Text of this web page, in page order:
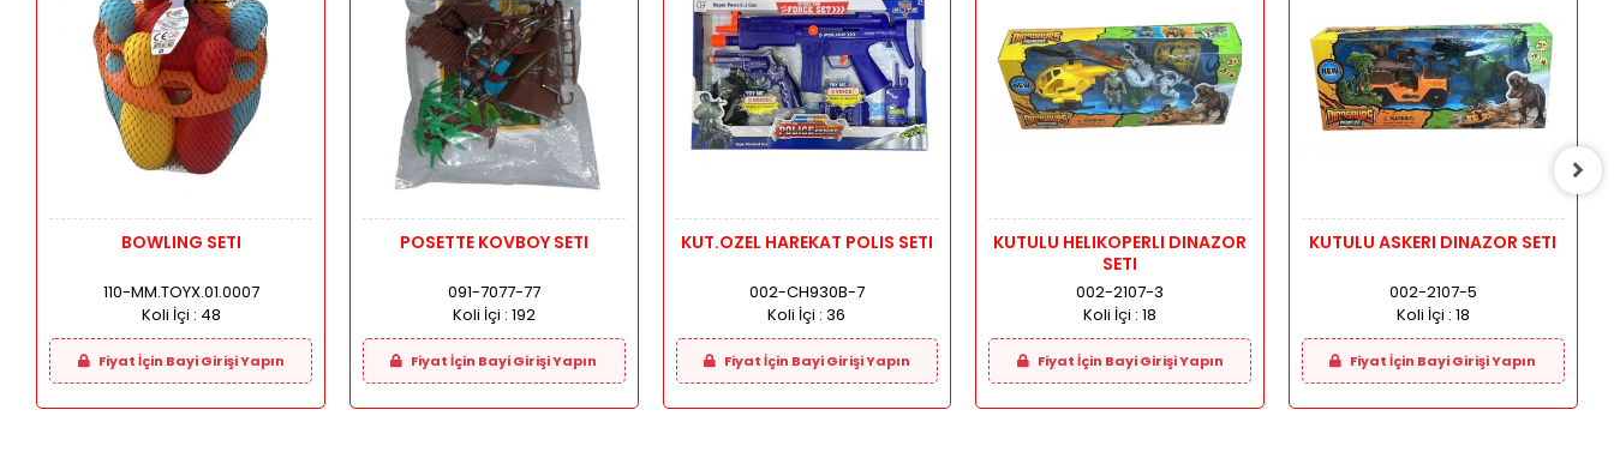
BOWLING SETI
110-MM.TOYX.01.0007
Koli İçi : 48
Fiyat İçin Bayi Girişi Yapın
POSETTE KOVBOY SETI
091-7077-77
Koli İçi : 192
Fiyat İçin Bayi Girişi Yapın
KUT.OZEL HAREKAT POLIS SETI
002-CH930B-7
Koli İçi :36
Fiyat İçin Bayi Girişi Yapın
KUTULU HELIKOPERLI DINAZOR
SETI
002-2107-3
Koli İçi :18
Fiyat İçin Bayi Girişi Yapın
KUTULU ASKERI DINAZOR SETI
002-2107-5
Koli İçi : 18
Fiyat İçin Bayi Girişi Yapın